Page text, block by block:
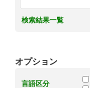
検索結果一覧
オプション
言語区分